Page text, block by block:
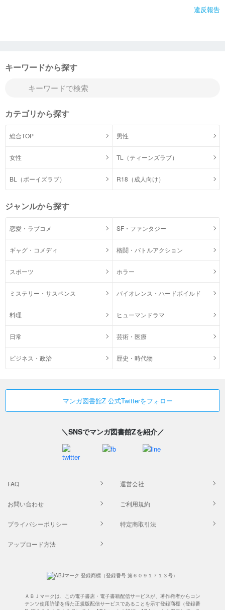
違反報告
キーワードから探す
カテゴリから探す
総合TOP 男性
女性 TL（ティーンズラブ）
BL（ボーイズラブ） R18（成人向け）
ジャンルから探す
恋愛・ラブコメ SF・ファンタジー
ギャグ・コメディ 格闘・バトルアクション
スポーツ ホラー
ミステリー・サスペンス バイオレンス・ハードボイルド
料理 ヒューマンドラマ
日常 芸術・医療
ビジネス・政治 歴史・時代物
マンガ図書館Z 公式Twitterをフォロー
＼SNSでマンガ図書館Zを紹介／
FAQ 運営会社
お問い合わせ ご利用規約
プライバシーポリシー 特定商取引法
アップロード方法
ＡＢＪマークは、この電子書店・電子書籍配信サービスが、著作権者からコン
テンツ使用許諾を得た正規版配信サービスであることを示す登録商標（登録番